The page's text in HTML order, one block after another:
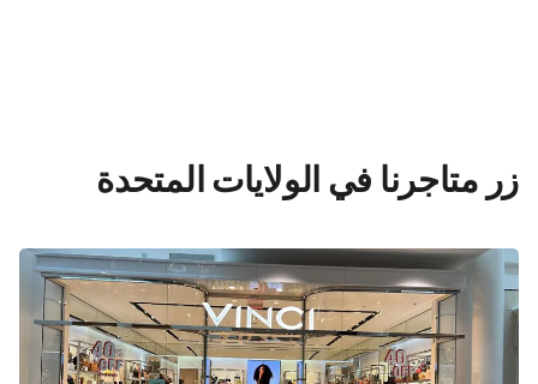
زر متاجرنا في الولايات المتحدة